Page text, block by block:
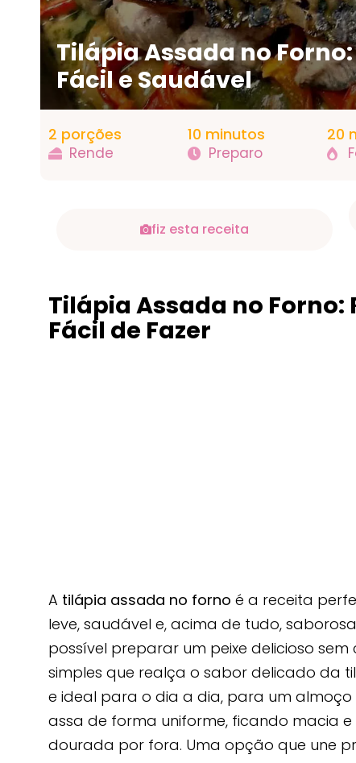
Tilápia Assada no
Fácil e Saudável
2 porções
Rende
10 minutos
Preparo
20
fiz esta receita
Tilápia Assada no Forno:
Fácil de Fazer
A tilápia assada no forno é a receita
leve, saudável e, acima de tudo,
possível preparar um peixe delicioso
simples que realça o sabor delicado da
e ideal para o dia a dia, para um
assa de forma uniforme, ficando macia
dourada por fora. Uma opção que une